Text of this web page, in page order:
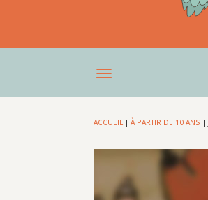
ACCUEIL |À PARTIR DE 10 ANS |